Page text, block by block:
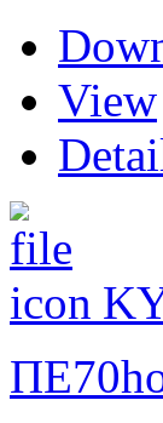
View
ΠΕ70